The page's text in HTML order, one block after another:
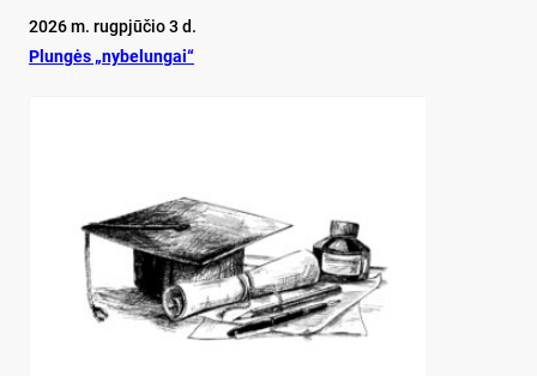
2026 m. rugpjūčio 3 d.
Plun­gės „ny­be­lun­gai“